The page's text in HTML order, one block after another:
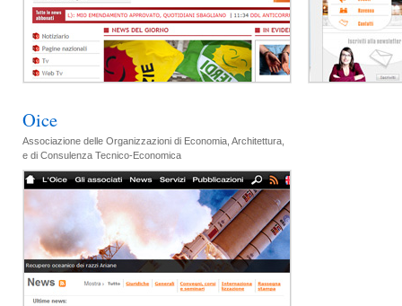
Oice
Associazione delle Organizzazioni di Economia, Architettura,
e di Consulenza Tecnico-Economica